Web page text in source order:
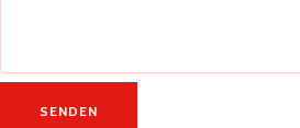
SENDEN